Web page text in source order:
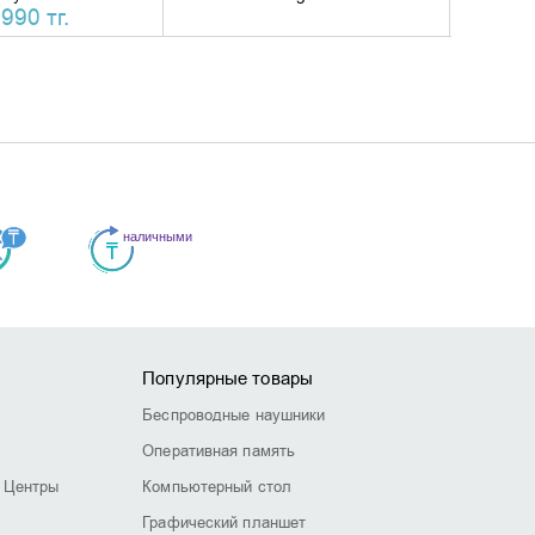
тг.
Центры
Популярные товары
Беспроводные наушники
Оперативная память
Компьютерный стол
Графический планшет